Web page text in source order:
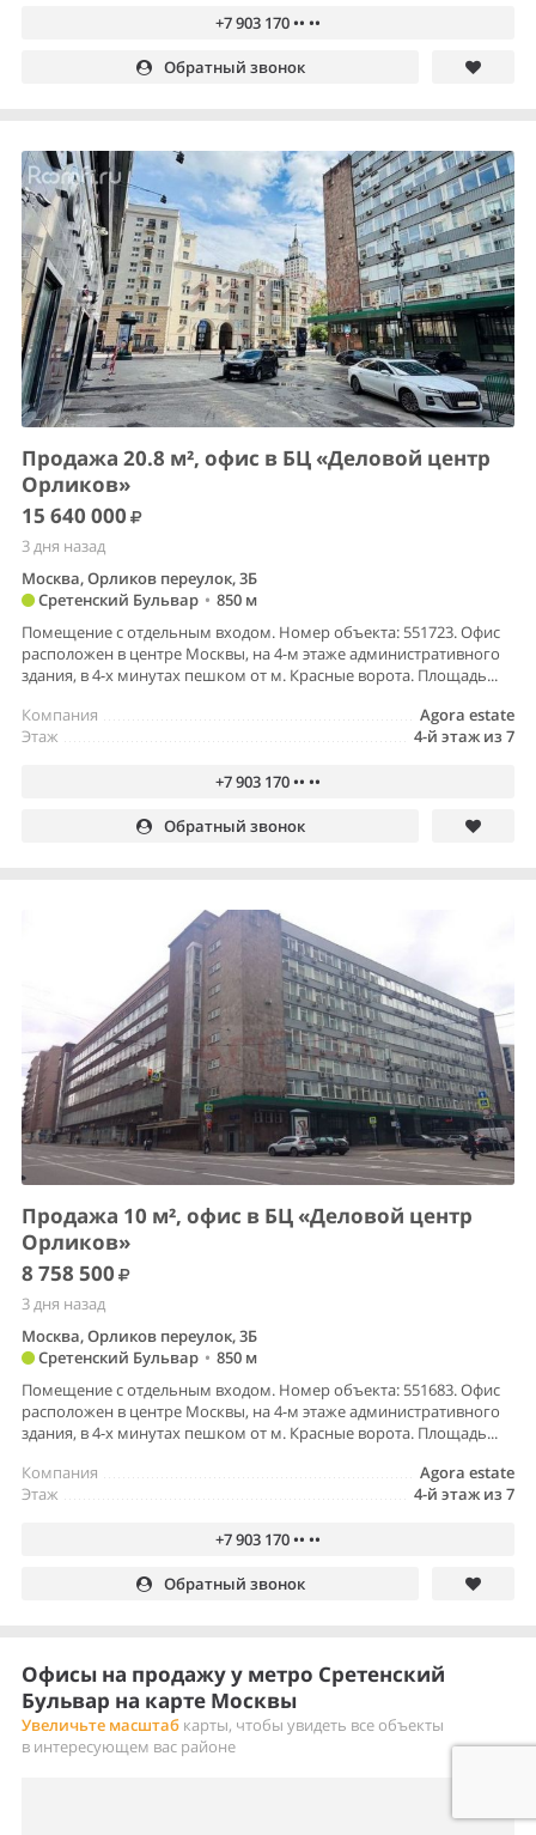
+7 903 170 •• ••
Обратный звонок
Продажа 20.8 м², офис в БЦ «Деловой центр
Орликов»
15 640 000
3 дня назад
Москва, Орликов переулок, 3Б
Сретенский Бульвар • 850 м
Помещение с отдельным входом. Номер объекта: 551723. Офис
расположен в центре Москвы, на 4-м этаже административного
здания, в 4-х минутах пешком от м. Красные ворота. Площадь...
Agora estate
Компания
4-й этаж из 7
Этаж
+7 903 170 •• ••
Обратный звонок
Продажа 10 м², офис в БЦ «Деловой центр
Орликов»
8 758 500
3 дня назад
Москва, Орликов переулок, 3Б
Сретенский Бульвар • 850 м
Помещение с отдельным входом. Номер объекта: 551683. Офис
расположен в центре Москвы, на 4-м этаже административного
здания, в 4-х минутах пешком от м. Красные ворота. Площадь...
Agora estate
Компания
4-й этаж из 7
Этаж
+7 903 170 •• ••
Обратный звонок
Офисы на продажу у метро Сретенский
Бульвар на карте Москвы
Увеличьте масштаб карты, чтобы увидеть все объекты
в интересующем вас районе